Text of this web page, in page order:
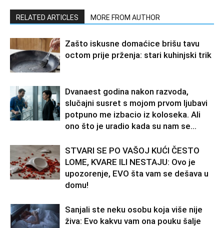
RELATED ARTICLES MORE FROM AUTHOR
Zašto iskusne domaćice brišu tavu
octom prije prženja: stari kuhinjski trik
Dvanaest godina nakon razvoda,
slučajni susret s mojom prvom ljubavi
potpuno me izbacio iz koloseka. Ali
ono što je uradio kada su nam se...
STVARI SE PO VAŠOJ KUĆI ČESTO
LOME, KVARE ILI NESTAJU: Ovo je
upozorenje, EVO šta vam se dešava u
domu!
Sanjali ste neku osobu koja više nije
živa: Evo kakvu vam ona pouku šalje